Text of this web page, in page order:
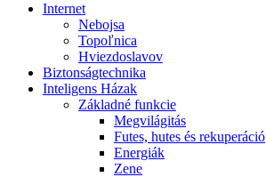
Internet
Nebojsa
Topoľnica
Hviezdoslavov
Biztonságtechnika
Inteligens Házak
Základné funkcie
Megvilágitás
Futes, hutes és rekuperáció
Energiák
Zene